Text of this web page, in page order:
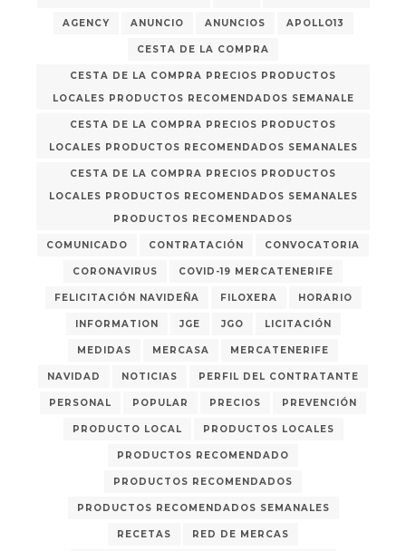
AGENCY ANUNCIO ANUNCIOS APOLLO13
CESTA DE LA COMPRA
CESTA DE LA COMPRA PRECIOS PRODUCTOS
LOCALES PRODUCTOS RECOMENDADOS SEMANALE
CESTA DE LA COMPRA PRECIOS PRODUCTOS
LOCALES PRODUCTOS RECOMENDADOS SEMANALES
CESTA DE LA COMPRA PRECIOS PRODUCTOS
LOCALES PRODUCTOS RECOMENDADOS SEMANALES
PRODUCTOS RECOMENDADOS
COMUNICADO CONTRATACIÓN CONVOCATORIA
CORONAVIRUS COVID-19 MERCATENERIFE
FELICITACIÓN NAVIDEÑA FILOXERA HORARIO
INFORMATION JGE JGO LICITACIÓN
MEDIDAS MERCASA MERCATENERIFE
NAVIDAD NOTICIAS PERFIL DEL CONTRATANTE
PERSONAL POPULAR PRECIOS PREVENCIÓN
PRODUCTO LOCAL PRODUCTOS LOCALES
PRODUCTOS RECOMENDADO
PRODUCTOS RECOMENDADOS
PRODUCTOS RECOMENDADOS SEMANALES
RECETAS RED DE MERCAS